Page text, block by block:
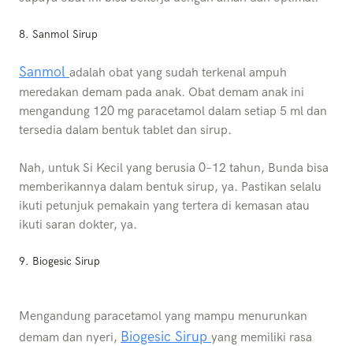
8. Sanmol Sirup
Sanmol adalah obat yang sudah terkenal ampuh
meredakan demam pada anak. Obat demam anak ini
mengandung 120 mg paracetamol dalam setiap 5 ml dan
tersedia dalam bentuk tablet dan sirup.
Nah, untuk Si Kecil yang berusia 0–12 tahun, Bunda bisa
memberikannya dalam bentuk sirup, ya. Pastikan selalu
ikuti petunjuk pemakain yang tertera di kemasan atau
ikuti saran dokter, ya.
9. Biogesic Sirup
Mengandung paracetamol yang mampu menurunkan
demam dan nyeri, Biogesic Sirup yang memiliki rasa